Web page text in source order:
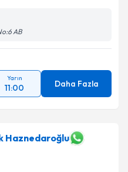
AB
Yarın
11:00 Daha Fazla
Haznedaroğlu